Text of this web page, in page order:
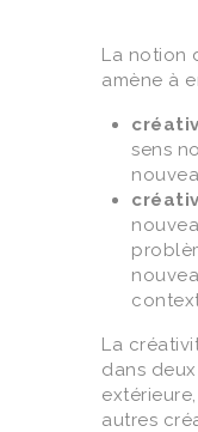
La notion
amène à
sens
La
dans
autres